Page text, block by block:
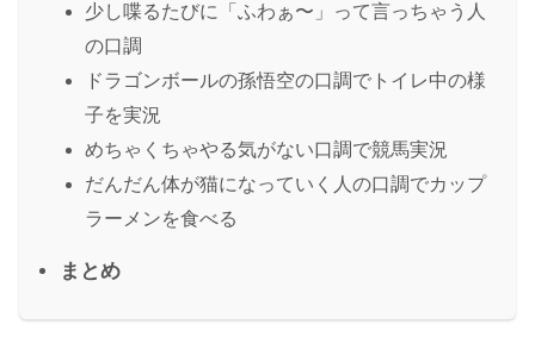
少し喋るたびに「ふわぁ〜」って言っちゃう人
の口調
ドラゴンボールの孫悟空の口調でトイレ中の様
子を実況
めちゃくちゃやる気がない口調で競馬実況
だんだん体が猫になっていく人の口調でカップ
ラーメンを食べる
まとめ